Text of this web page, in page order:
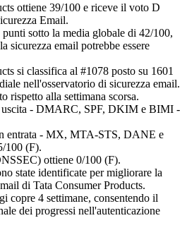
ottiene 39/100 e riceve il voto D
Email.
sotto la media globale di 42/100,
sicurezza email potrebbe essere
si classifica al #1078 posto su 1601
nell'osservatorio di sicurezza email.
rispetto alla settimana scorsa.
uscita - DMARC, SPF, DKIM e BIMI -
entrata - MX, MTA-STS, DANE e
100 (F).
ottiene 0/100 (F).
state identificate per migliorare la
di Tata Consumer Products.
copre 4 settimane, consentendo il
dei progressi nell'autenticazione